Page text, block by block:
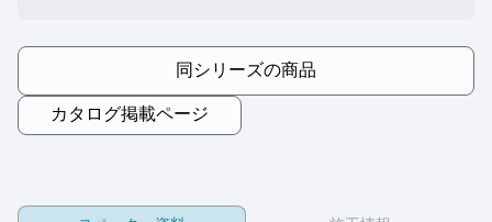
同シリーズの商品
カタログ掲載ページ